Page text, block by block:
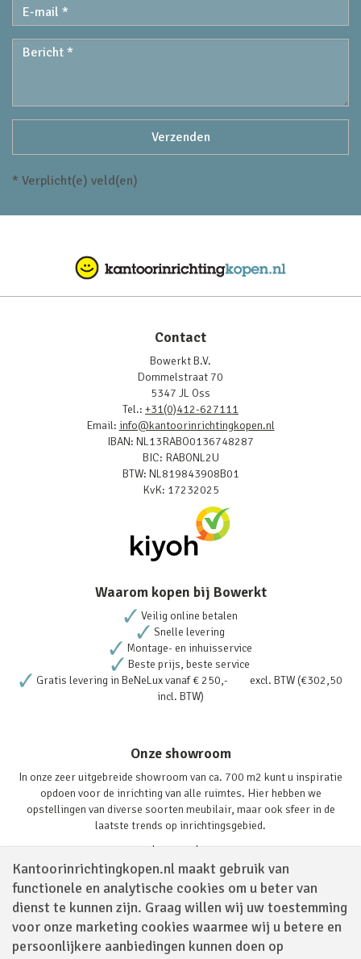
Kantoorinrichtingkopen.nl maakt gebruik van
functionele en analytische cookies om u beter van
dienst te kunnen zijn. Graag willen wij uw toestemming
voor onze marketing cookies waarmee wij u betere en
persoonlijkere aanbiedingen kunnen doen op
* Verplicht(e) veld(en)
Contact
Bowerkt B.V.
Dommelstraat 70
5347 JL Oss
Tel.: +31(0)412-627111
Email: info@kantoorinrichtingkopen.nl
IBAN: NL13RABO0136748287
BIC: RABONL2U
BTW: NL819843908B01
KvK: 17232025
Waarom kopen bij Bowerkt
Veilig online betalen
Snelle levering
Montage- en inhuisservice
Beste prijs, beste service
Gratis levering in BeNeLux vanaf € 250,- excl. BTW (€302,50
incl. BTW)
Onze showroom
In onze zeer uitgebreide showroom van ca. 700 m2 kunt u inspiratie
opdoen voor de inrichting van alle ruimtes. Hier hebben we
opstellingen van diverse soorten meubilair, maar ook sfeer in de
laatste trends op inrichtingsgebied.
Lees verder